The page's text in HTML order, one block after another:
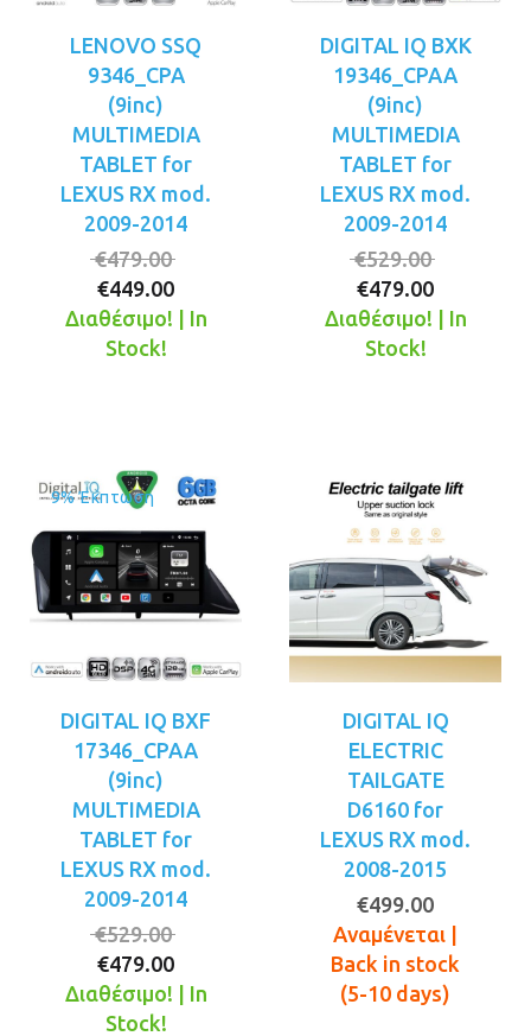
LENOVO SSQ
9346_CPA
(9inc)
MULTIMEDIA
TABLET for
LEXUS RX mod.
2009-2014
€479.00
was:
€449.00
τρέχουσα
Διαθέσιμο! | In
Stock!
DIGITAL IQ BXK
19346_CPAA
(9inc)
MULTIMEDIA
TABLET for
LEXUS RX mod.
2009-2014
€529.00
was:
€479.00
Διαθέσιμο! | In
Stock!
9% Έκπτωση
DIGITAL IQ BXF
17346_CPAA
(9inc)
MULTIMEDIA
TABLET for
LEXUS RX mod.
2009-2014
€529.00
was:
€479.00
τρέχουσα
Διαθέσιμο! | In
Stock!
DIGITAL IQ
ELECTRIC
TAILGATE
D6160 for
LEXUS RX mod.
2008-2015
€499.00
Αναμένεται |
Back in stock
(5-10 days)